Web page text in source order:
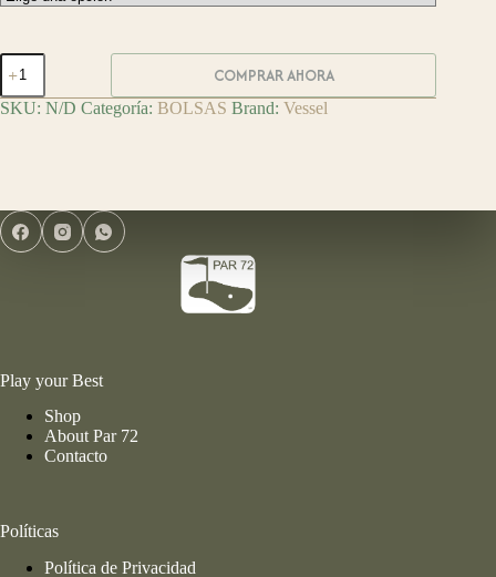
Vessel
Bolsa
de
Golf
cantidad
COMPRAR AHORA
SKU: N/D Categoría: BOLSAS Brand: Vessel
Play your Best
Shop
About Par 72
Contacto
Políticas
Política de Privacidad